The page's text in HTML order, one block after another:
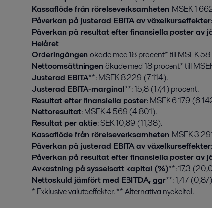
Kassaflöde från rörelseverksamheten: MSEK 1
Påverkan på justerad EBITA av växelkurseffekter
Påverkan på resultat efter finansiella poster av
Helåret
Orderingången ökade med 18 procent* till MSEK
Nettoomsättningen ökade med 18 procent* till
Justerad EBITA**: MSEK 8 229 (7 114).
Justerad EBITA-marginal**: 15,8 (17,4) procent.
Resultat efter finansiella poster: MSEK 6 179 (6
Nettoresultat: MSEK 4 569 (4 801).
Resultat per aktie: SEK 10,89 (11,38).
Kassaflöde från rörelseverksamheten: MSEK 3
Påverkan på justerad EBITA av växelkurseffekter
Påverkan på resultat efter finansiella poster av
Avkastning på sysselsatt kapital (%)**: 17,3
Nettoskuld jämfört med EBITDA, ggr**: 1,47
* Exklusive valutaeffekter. ** Alternativa nyckeltal.